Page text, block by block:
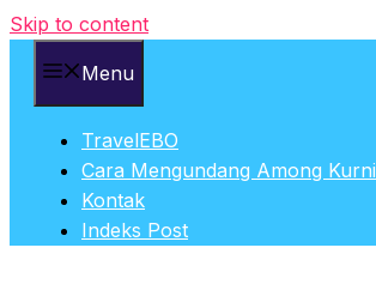
Skip to content
Menu
TravelEBO
Cara Mengundang Among
Kontak
Indeks Post